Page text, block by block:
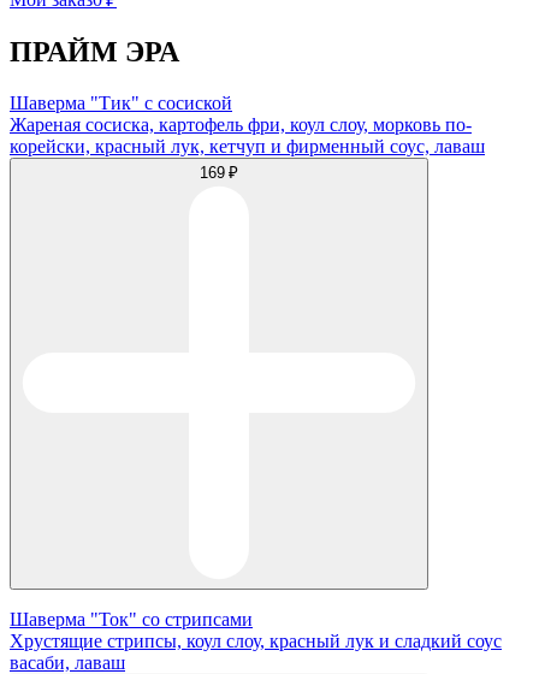
ПРАЙМ ЭРА
Шаверма "Тик" с сосиской
Жареная сосиска, картофель фри, коул слоу, морковь по-
корейски, красный лук, кетчуп и фирменный соус, лаваш
169 ₽
Шаверма "Ток" со стрипсами
Хрустящие стрипсы, коул слоу, красный лук и сладкий соус
васаби, лаваш